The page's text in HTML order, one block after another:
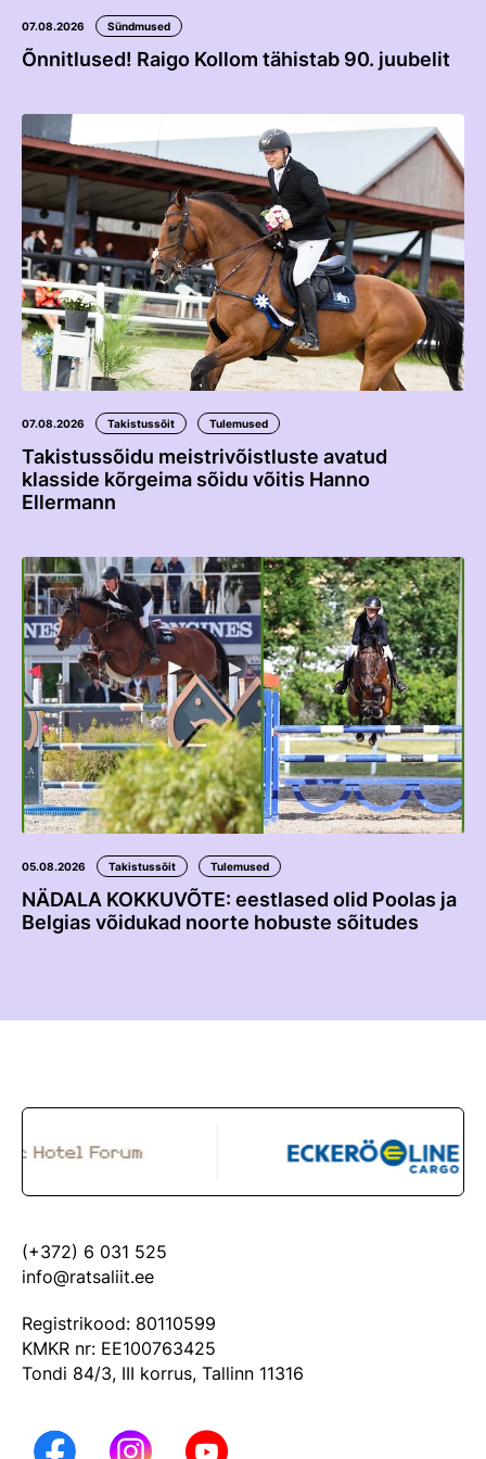
Ametnikud
Välisvõistlustel Osaleja Meelespea
VOLTIŽEERIMINE
Välisvõistlustel Osaleja Meelespea
07.08.2026 Sündmused
Õnnitlused! Raigo Kollom tähistab 90. juubelit
07.08.2026 Takistussõit Tulemused
Takistussõidu meistrivõistluste avatud
klasside kõrgeima sõidu võitis Hanno
Ellermann
05.08.2026 Takistussõit Tulemused
NÄDALA KOKKUVÕTE: eestlased olid Poolas ja
Belgias võidukad noorte hobuste sõitudes
(+372) 6 031 525
info@ratsaliit.ee
Registrikood: 80110599
KMKR nr: EE100763425
Tondi 84/3, III korrus, Tallinn 11316